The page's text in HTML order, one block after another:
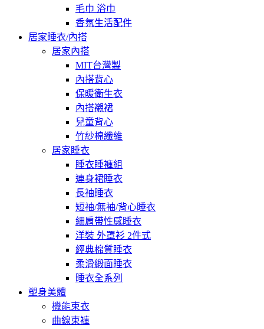
毛巾 浴巾
香氛生活配件
居家睡衣/內搭
居家內搭
MIT台灣製
內搭背心
保暖衛生衣
內搭襯裙
兒童背心
竹紗棉纖維
居家睡衣
睡衣睡褲組
連身裙睡衣
長袖睡衣
短袖/無袖/背心睡衣
細肩帶性感睡衣
洋裝 外罩衫 2件式
經典棉質睡衣
柔滑緞面睡衣
睡衣全系列
塑身美體
機能束衣
曲線束褲